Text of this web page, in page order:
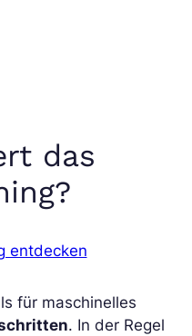
das
entdecken
für maschinelles
. In der Regel